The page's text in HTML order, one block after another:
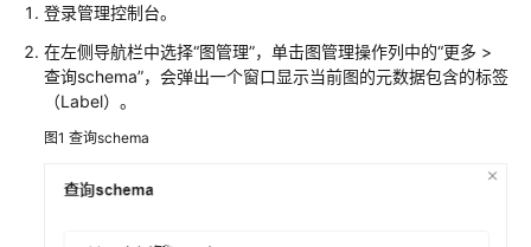
绍
计
费
明
登录管理控制台。
在左侧导航栏中选择“图管理”，单击图管理操作列中的“更多 >
查询schema”，会弹出一个窗口显示当前图的元数据包含的标签
（Label）。
图1 查询schema